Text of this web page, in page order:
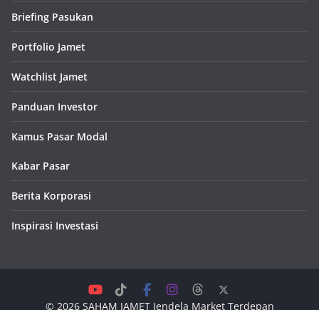
Briefing Pasukan
Portfolio Jamet
Watchlist Jamet
Panduan Investor
Kamus Pasar Modal
Kabar Pasar
Berita Korporasi
Inspirasi Investasi
© 2026 SAHAM JAMETJendela Market Terdepan